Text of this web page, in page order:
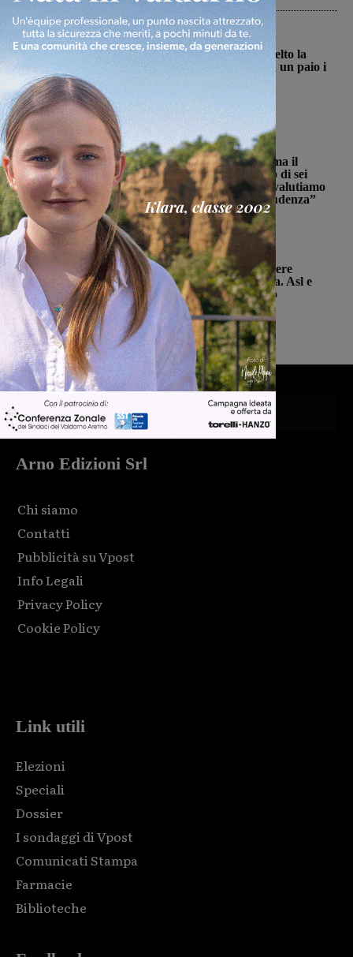
San Giovanni Valdarno
La Futsal Sangiovannese ha scelto la
strada della continuità, appena un paio i
volti nuovi
Michele Bossini - 6 Agosto 2026
Cronaca
Punto Nascita, no alla deroga ma il
Ministero apre al monitoraggio di sei
mesi. Vadi: “Una risposta che valutiamo
positivamente anche se con prudenza”
Monica Campani - 6 Agosto 2026
Cronaca
Punto nascita: il CPNN dà parere
negativo alla richiesta di deroga. Asl e
Regione esprimono disappunto
Monica Campani - 6 Agosto 2026
Arno Edizioni Srl
Chi siamo
Contatti
Pubblicità su Vpost
Info Legali
Privacy Policy
Cookie Policy
Link utili
Elezioni
Speciali
Dossier
I sondaggi di Vpost
Comunicati Stampa
Farmacie
Biblioteche